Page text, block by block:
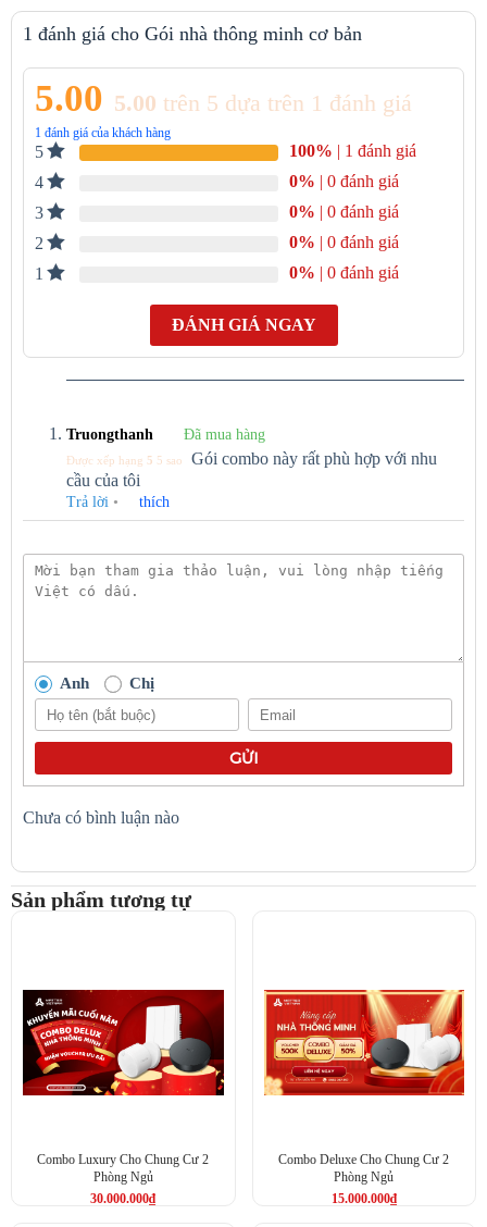
1 đánh giá cho Gói nhà thông minh cơ bản
5.00 5.00 trên 5 dựa trên 1 đánh giá
1 đánh giá của khách hàng
5 100% | 1 đánh giá
4
0% | 0 đánh giá
3
0% | 0 đánh giá
2
0% | 0 đánh giá
1
0% | 0 đánh giá
ĐÁNH GIÁ NGAY
Truongthanh Đã mua hàng
Được xếp hạng 5 5 sao
Gói combo này rất phù hợp với nhu
cầu của tôi
Trả lời • thích
Anh Chị
GỬI
Chưa có bình luận nào
Sản phẩm tương tự
Combo Luxury Cho Chung Cư 2
Phòng Ngủ
30.000.000₫
Combo Deluxe Cho Chung Cư 2
Phòng Ngủ
15.000.000₫